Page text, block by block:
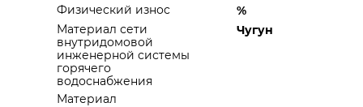
Физический износ
%
Материал сети
внутридомовой
инженерной системы
горячего
водоснабжения
Чугун
Материал